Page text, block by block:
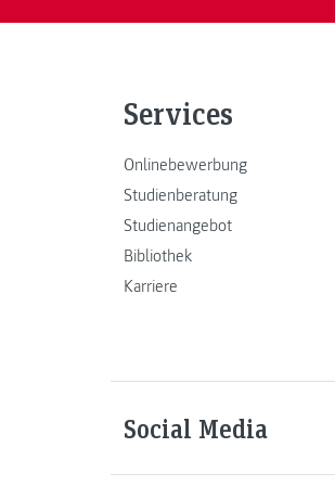
Services
Onlinebewerbung
Studienberatung
Studienangebot
Bibliothek
Karriere
Social Media